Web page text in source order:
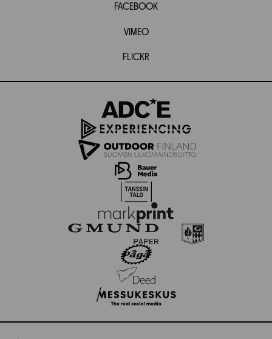
FACEBOOK
VIMEO
FLICKR